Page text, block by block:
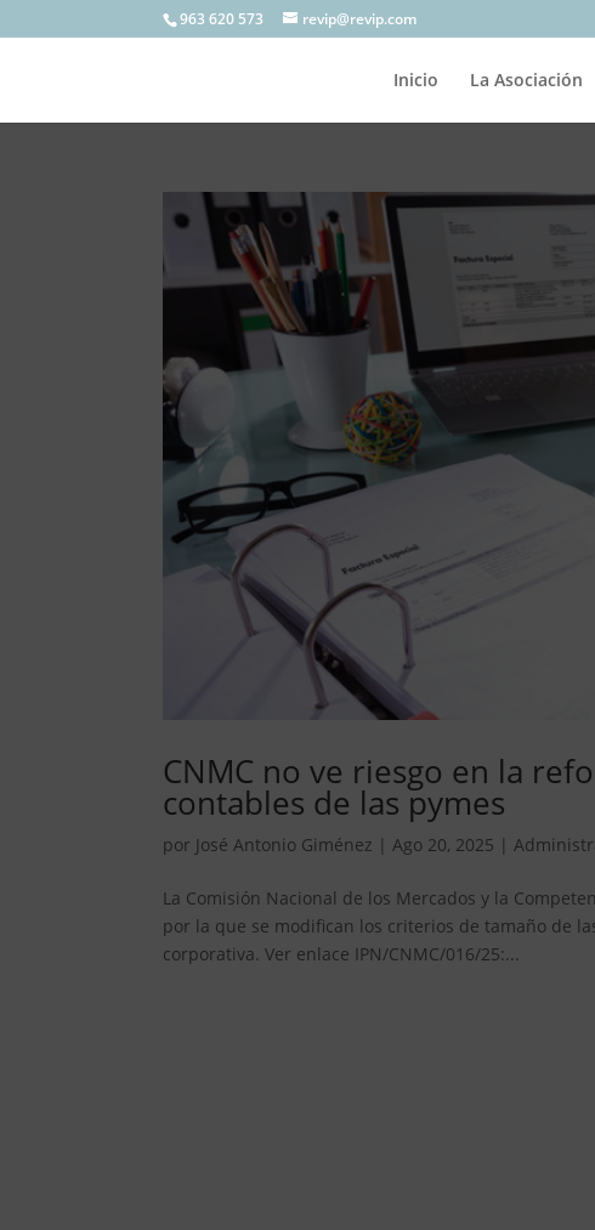
963 620 573 revip@revip.com
Inicio La Asociación
CNMC no ve riesgo en la
contables de las pymes
por José Antonio Giménez |Ago 20, 2025 |
La Comisión Nacional de los Mercados y la
por la que se modifican los criterios de tamaño de
corporativa. Ver enlace IPN/CNMC/016/25:...